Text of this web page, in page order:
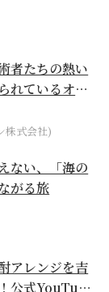
者たちの熱い
れているオー
株式会社)
ない、「海の
がる旅
アレンジを吉
公式YouTube